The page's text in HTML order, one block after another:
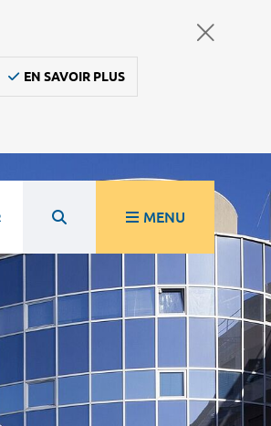
EN SAVOIR PLUS
MENU